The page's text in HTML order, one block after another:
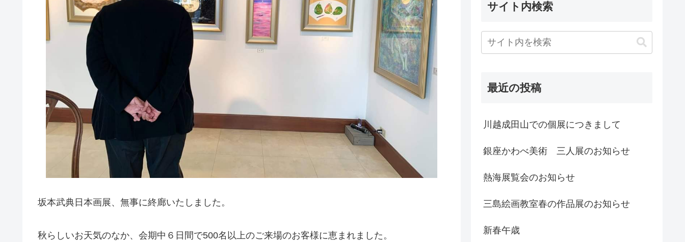
坂本武典日本画展、無事に終廊いたしました。
秋らしいお天気のなか、会期中６日間で500名以上のご来場のお客様に恵まれました。
サイト内検索
最近の投稿
川越成田山での個展につきまして
銀座かわべ美術 三人展のお知らせ
熱海展覧会のお知らせ
三島絵画教室春の作品展のお知らせ
新春午歳